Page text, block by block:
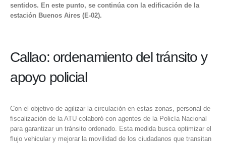
sentidos. En este punto, se continúa con la edificación de la
estación Buenos Aires (E-02).
Callao: ordenamiento del tránsito y
apoyo policial
Con el objetivo de agilizar la circulación en estas zonas, personal de
fiscalización de la ATU colaboró con agentes de la Policía Nacional
para garantizar un tránsito ordenado. Esta medida busca optimizar el
flujo vehicular y mejorar la movilidad de los ciudadanos que transitan